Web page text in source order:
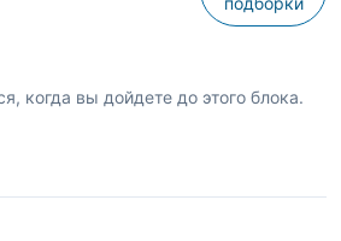
когда вы дойдете до этого блока.